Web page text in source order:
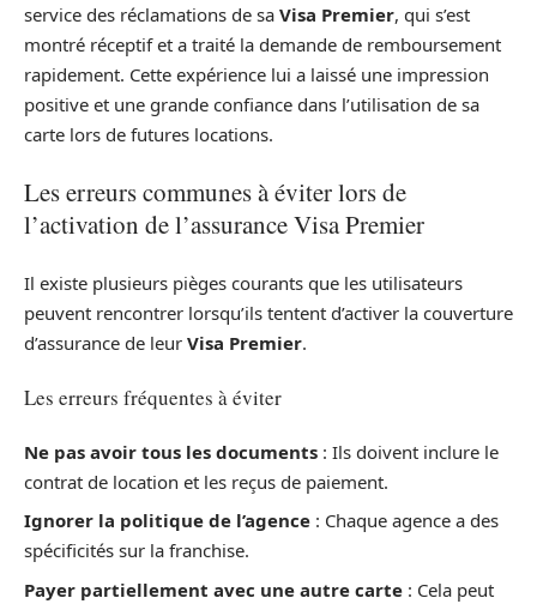
service des réclamations de sa Visa Premier, qui s’est
montré réceptif et a traité la demande de remboursement
rapidement. Cette expérience lui a laissé une impression
positive et une grande confiance dans l’utilisation de sa
carte lors de futures locations.
Les erreurs communes à éviter lors de
l’activation de l’assurance Visa Premier
Il existe plusieurs pièges courants que les utilisateurs
peuvent rencontrer lorsqu’ils tentent d’activer la couverture
d’assurance de leur Visa Premier.
Les erreurs fréquentes à éviter
Ne pas avoir tous les documents : Ils doivent inclure le
contrat de location et les reçus de paiement.
Ignorer la politique de l’agence : Chaque agence a des
spécificités sur la franchise.
Payer partiellement avec une autre carte : Cela peut